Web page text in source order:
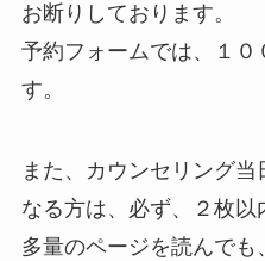
お断りしております。
予約フォームでは、１
す。
また、カウンセリング
なる方は、必ず、２枚以
多量のページを読んで